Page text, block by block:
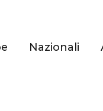
Nazionali